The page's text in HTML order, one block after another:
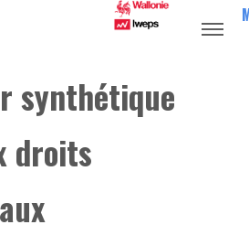
synthétique
droits